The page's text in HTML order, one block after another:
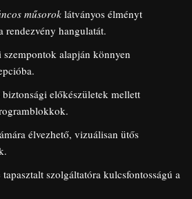
műsorok látványos élményt
rendezvény hangulatát.
szempontok alapján könnyen
előkészületek mellett
élvezhető, vizuálisan ütős
szolgáltatóra kulcsfontosságú a